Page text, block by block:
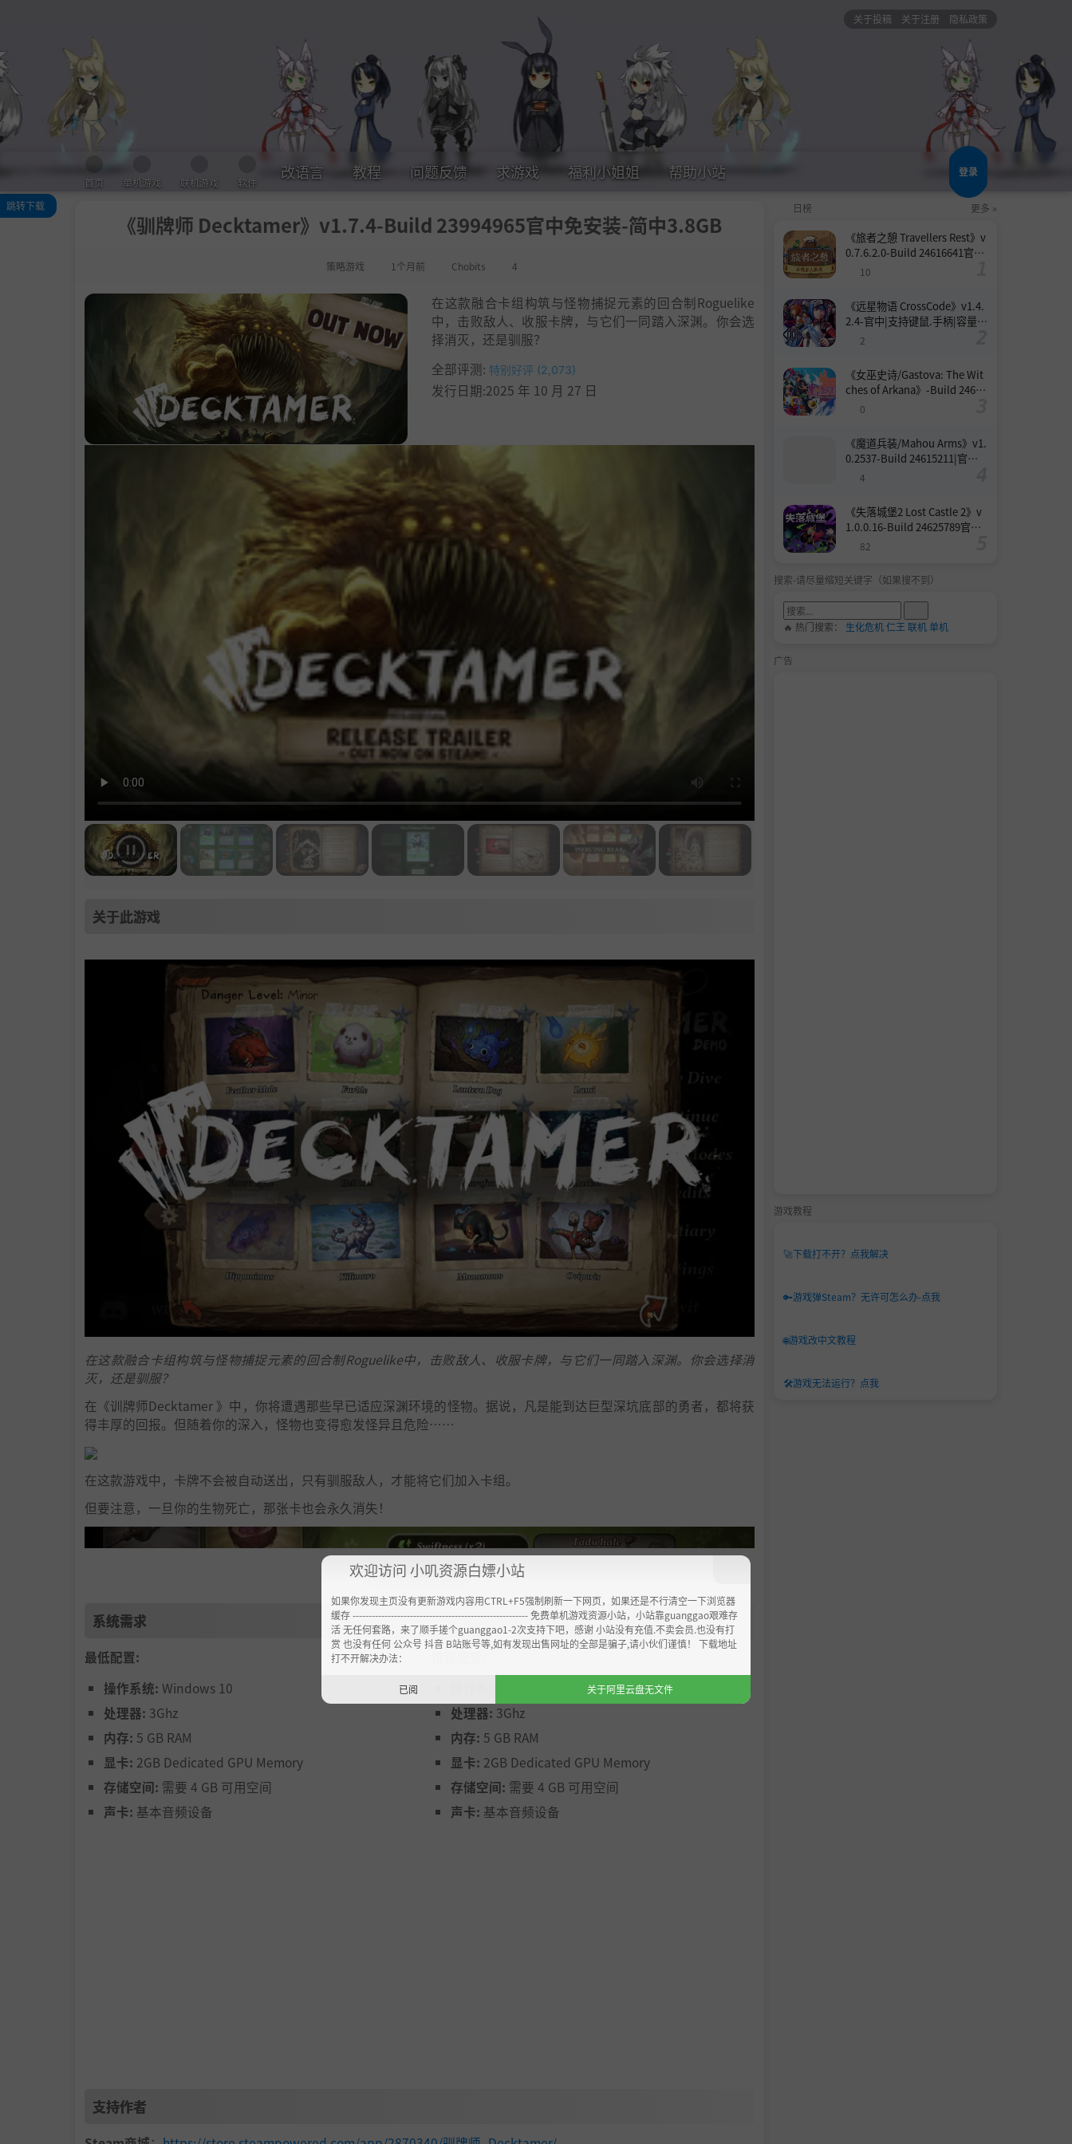
关于投稿 关于注册 隐私政策
首页 单机游戏 联机游戏 软件
改语言 教程 问题反馈 求游戏 福利小姐姐 帮助小站 登录
《驯牌师 Decktamer》v1.7.4-Build 23994965官中免安装-简中3.8GB
策略游戏 1个月前 Chobits 4
跳转下载
在这款融合卡组构筑与怪物捕捉元素的回合制Roguelike
中，击败敌人、收服卡牌，与它们一同踏入深渊。你会选
择消灭，还是驯服？
全部评测: 特别好评 (2,073)
发行日期:2025 年 10 月 27 日
关于此游戏
在这款融合卡组构筑与怪物捕捉元素的回合制Roguelike中，击败敌人、收服卡牌，与它们一同踏入深渊。你会选择消
灭，还是驯服？
在《训牌师Decktamer 》中，你将遭遇那些早已适应深渊环境的怪物。据说，凡是能到达巨型深坑底部的勇者，都将获
得丰厚的回报。但随着你的深入，怪物也变得愈发怪异且危险……
在这款游戏中，卡牌不会被自动送出，只有驯服敌人，才能将它们加入卡组。
但要注意，一旦你的生物死亡，那张卡也会永久消失！
▼▼展开阅读
系统需求
最低配置:
操作系统: Windows 10
处理器: 3Ghz
内存: 5 GB RAM
显卡: 2GB Dedicated GPU Memory
存储空间: 需要 4 GB 可用空间
声卡: 基本音频设备
处理器: 3Ghz
内存: 5 GB RAM
显卡: 2GB Dedicated GPU Memory
存储空间: 需要 4 GB 可用空间
声卡: 基本音频设备
支持作者
日榜 更多 »
《旅者之憩 Travellers Rest》v
0.7.6.2.0-Build 24616641官中
免安装-简中|支持键鼠.手柄|容
10
《远星物语 CrossCode》v1.4.
2.4-官中|支持键鼠.手柄|容量9
83MB
2
《女巫史诗/Gastova: The Wit
ches of Arkana》-Build 24633
987官中免安装-简中|支持键鼠.
0
《魔道兵装/Mahou Arms》v1.
0.2537-Build 24615211|官方
原版英文|支持键鼠.手柄|容量1
4
《失落城堡2 Lost Castle 2》v
1.0.0.16-Build 24625789官中
免安装-简中|容量1.6GB
82
搜索-请尽量缩短关键字（如果搜不到）
🔥 热门搜索： 生化危机仁王 联机单机
广告
游戏教程
🚀下载打不开？点我解决
🔑游戏弹Steam？无许可怎么办-点我
🌐游戏改中文教程
🛠️游戏无法运行？点我
欢迎访问 小叽资源白嫖小站
如果你发现主页没有更新游戏内容用CTRL+F5强制刷新一下网页，如果还是不行清空一下浏览器
缓存 ------------------------------------------------------- 免费单机游戏资源小站，小站靠guanggao艰难存
活 无任何套路，来了顺手搓个guanggao1-2次支持下吧，感谢 小站没有充值.不卖会员.也没有打
赏 也没有任何 公众号 抖音 B站账号等,如有发现出售网址的全部是骗子,请小伙们谨慎！ 下载地址
打不开解决办法：
已阅 关于阿里云盘无文件